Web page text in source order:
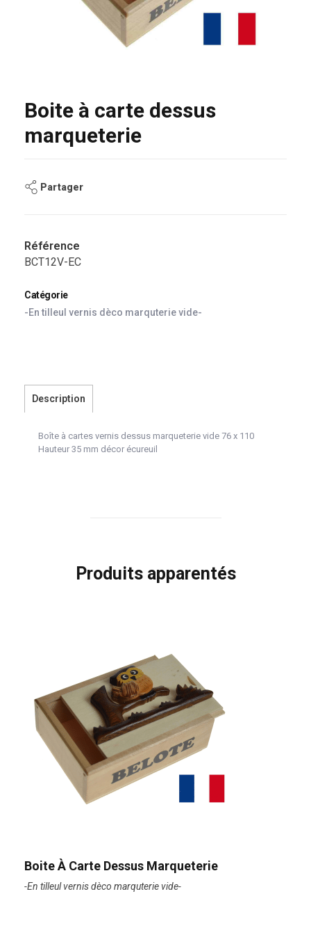
Boite à carte dessus
marqueterie
Partager
Référence
BCT12V-EC
Catégorie
-En tilleul vernis dèco marquterie vide-
Description
Boîte à cartes vernis dessus marqueterie vide 76 x 110
Hauteur 35 mm décor écureuil
Produits apparentés
Boite À Carte Dessus Marqueterie
-En tilleul vernis dèco marquterie vide-